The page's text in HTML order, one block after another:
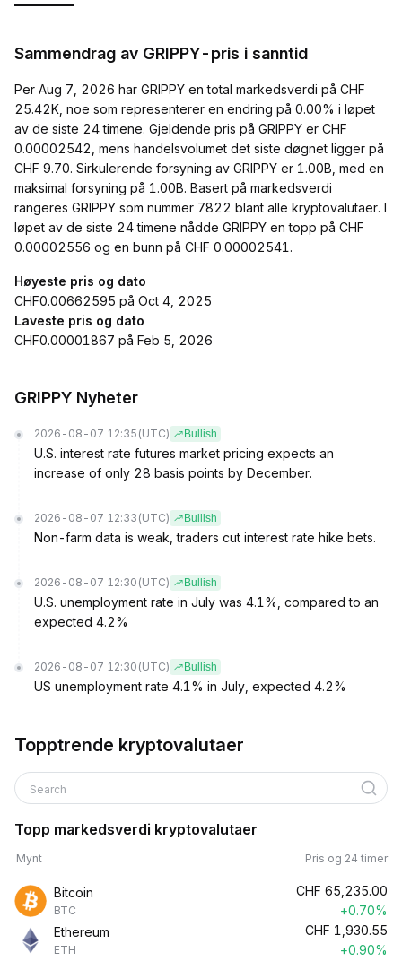
Sammendrag av GRIPPY-pris i sanntid
Per Aug 7, 2026 har GRIPPY en total markedsverdi på CHF
25.42K, noe som representerer en endring på 0.00% i løpet
av de siste 24 timene. Gjeldende pris på GRIPPY er CHF
0.00002542, mens handelsvolumet det siste døgnet ligger på
CHF 9.70. Sirkulerende forsyning av GRIPPY er 1.00B, med en
maksimal forsyning på 1.00B. Basert på markedsverdi
rangeres GRIPPY som nummer 7822 blant alle kryptovalutaer. I
løpet av de siste 24 timene nådde GRIPPY en topp på CHF
0.00002556 og en bunn på CHF 0.00002541.
Høyeste pris og dato
CHF0.00662595 på Oct 4, 2025
Laveste pris og dato
CHF0.00001867 på Feb 5, 2026
GRIPPY Nyheter
2026-08-07 12:35 (UTC) Bullish
U.S. interest rate futures market pricing expects an
increase of only 28 basis points by December.
2026-08-07 12:33 (UTC) Bullish
Non-farm data is weak, traders cut interest rate hike bets.
2026-08-07 12:30 (UTC) Bullish
U.S. unemployment rate in July was 4.1%, compared to an
expected 4.2%
2026-08-07 12:30 (UTC) Bullish
US unemployment rate 4.1% in July, expected 4.2%
Topptrende kryptovalutaer
Search
Topp markedsverdi kryptovalutaer
Mynt Pris og 24 timer
Bitcoin
BTC
CHF 65,235.00
+0.70%
Ethereum
ETH
CHF 1,930.55
+0.90%